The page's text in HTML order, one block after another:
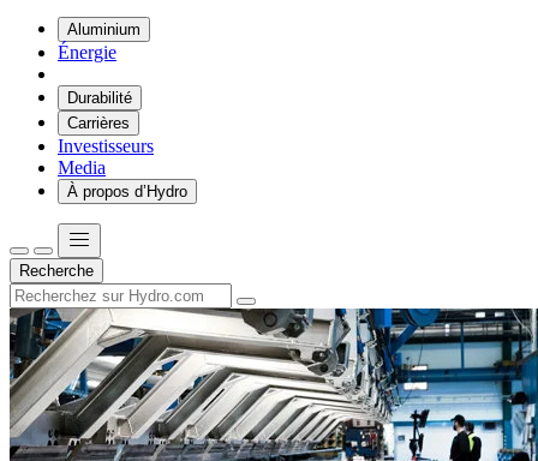
Aluminium
Énergie
Durabilité
Carrières
Investisseurs
Media
À propos d’Hydro
Recherche